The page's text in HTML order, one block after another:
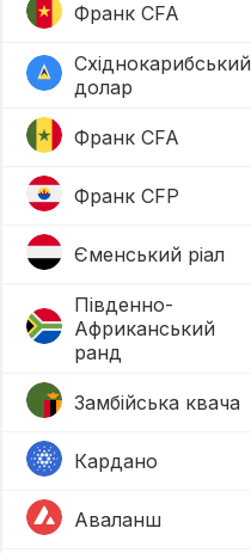
Франк CFA
Східнокарибський
долар
Франк CFA
Франк CFP
Єменський ріал
Південно-
Африканський
ранд
Замбійська квача
Кардано
Аваланш